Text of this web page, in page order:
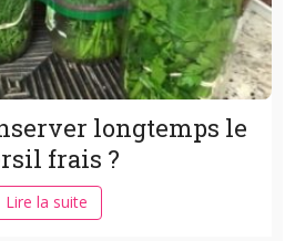
longtemps le
frais ?
Lire la suite